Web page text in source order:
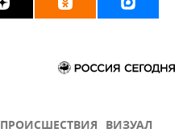
ПРОИСШЕСТВИЯ ВИЗУАЛ